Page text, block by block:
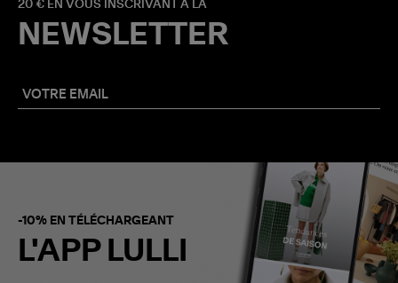
20 € EN VOUS INSCRIVANT À LA
NEWSLETTER
-10% EN TÉLÉCHARGEANT
L'APP LULLI